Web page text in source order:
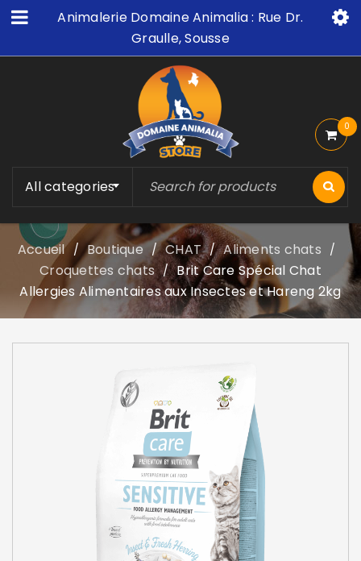
Animalerie Domaine Animalia : Rue Dr.
Graulle, Sousse
All categories
0
Accueil / Boutique / CHAT / Aliments chats /
Croquettes chats / Brit Care Spécial Chat
Allergies Alimentaires aux Insectes et Hareng 2kg